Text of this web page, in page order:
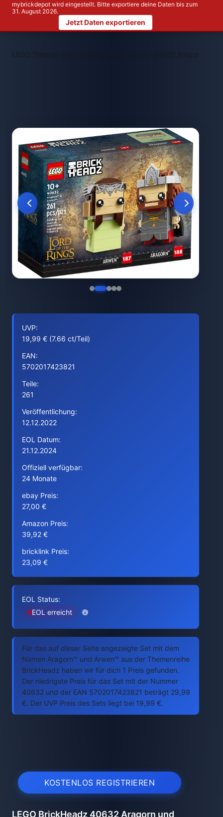
mybrickdepot wird eingestellt. Bitte exportiere deine Daten bis zum
31. August 2026.
Jetzt Daten exportieren
LEGO Themen > LEGO 40632 Aragorn und
UVP:
19,99 € (7.66 ct/Teil)
EAN:
5702017423821
Teile:
261
Veröffentlichung:
12.12.2022
EOL Datum:
21.12.2024
Offiziell verfügbar:
24 Monate
ebay Preis:
27,00 €
Amazon Preis:
39,92 €
bricklink Preis:
23,09 €
EOL Status:
EOL erreicht
Für das auf dieser Seite angezeigte Set mit dem
Namen Aragorn™ und Arwen™ aus der Themenreihe
BrickHeadz haben wir für dich 1 Preis gefunden.
Der niedrigste Preis für das Set mit der Nummer
40632 und der EAN 5702017423821 beträgt 29,99
€. Der UVP Preis des Sets liegt bei 19,99 €.
KOSTENLOS REGISTRIEREN
LEGO BrickHeadz 40632 Aragorn und